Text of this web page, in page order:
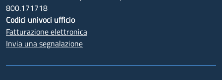
800.171718
Codici univoci ufficio
Fatturazione elettronica
Invia una segnalazione